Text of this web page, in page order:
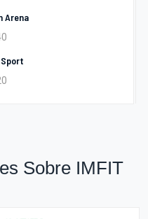
Arena
Sobre IMFIT